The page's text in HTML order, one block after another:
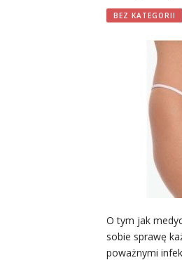
BEZ KATEGORII
O tym jak
sobie sprawę
poważnymi